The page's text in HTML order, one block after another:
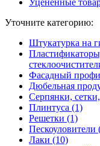
Уцененные
Уточните категорию:
Штукатурка на
Фасадный
Дюбельная
Серпянки,
Плинтуса (1)
Решетки (1)
Пескоуловители
Лаки (10)